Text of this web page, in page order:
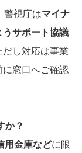
警視庁はマイナ
サポート協議
し対応は事業
窓口へご確認
か？
用金庫などに限